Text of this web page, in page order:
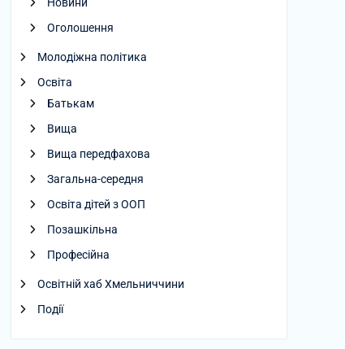
Оголошення
Молодіжна політика
Освіта
Батькам
Вища
Вища передфахова
Загальна-середня
Освіта дітей з ООП
Позашкільна
Професійна
Освітній хаб Хмельниччини
Події